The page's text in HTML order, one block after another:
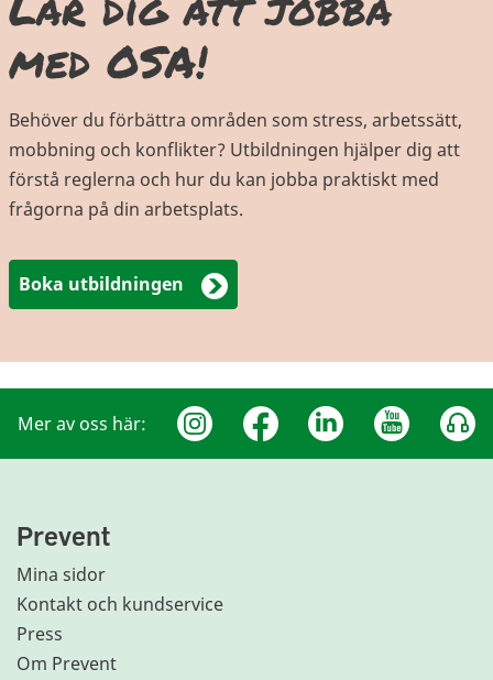
med OSA!
Behöver du förbättra områden som stress, arbetssätt,
mobbning och konflikter? Utbildningen hjälper dig att
förstå reglerna och hur du kan jobba praktiskt med
frågorna på din arbetsplats.
Boka utbildningen
Mer av oss här:
Prevent
Mina sidor
Kontakt och kundservice
Press
Om Prevent